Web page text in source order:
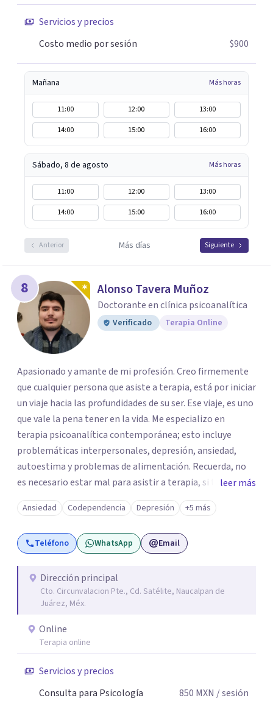
Servicios y precios
Costo medio por sesión
$900
Mañana Más horas
11:00 12:00
13:00
14:00
15:00 16:00
Sábado, 8 de agosto Más horas
11:00 12:00
13:00
14:00
15:00 16:00
Anterior Más días Siguiente
8 Alonso Tavera Muñoz
Doctorante en clínica psicoanalítica
Verificado Terapia Online
Apasionado y amante de mi profesión. Creo firmemente
que cualquier persona que asiste a terapia, está por iniciar
un viaje hacia las profundidades de su ser. Ese viaje, es uno
que vale la pena tener en la vida. Me especializo en
terapia psicoanalítica contemporánea; esto incluye
problemáticas interpersonales, depresión, ansiedad,
autoestima y problemas de alimentación. Recuerda, no
es necesario estar mal para asistir a terapia, si tienes una
duda sobre tu vida o sobre como te sientes, basta para
empezar un viaje invaluable. ¡No dudes en contactarme
para agendar tu primera cita, con gusto te acompañaré
en este proceso!
leer más
Ansiedad Codependencia Depresión +5 más
Teléfono WhatsApp Email
Dirección principal
Cto. Circunvalacion Pte., Cd. Satélite, Naucalpan de
Juárez, Méx.
Online
Terapia online
Servicios y precios
Consulta para Psicología
850 MXN / sesión